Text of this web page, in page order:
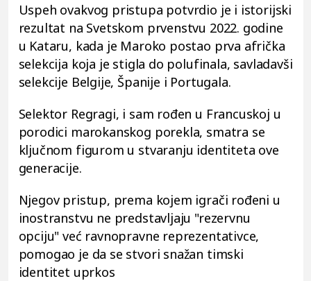
Uspeh ovakvog pristupa potvrdio je i istorijski
rezultat na Svetskom prvenstvu 2022. godine
u Kataru, kada je Maroko postao prva afrička
selekcija koja je stigla do polufinala, savladavši
selekcije Belgije, Španije i Portugala.
Selektor Regragi, i sam rođen u Francuskoj u
porodici marokanskog porekla, smatra se
ključnom figurom u stvaranju identiteta ove
generacije.
Njegov pristup, prema kojem igrači rođeni u
inostranstvu ne predstavljaju "rezervnu
opciju" već ravnopravne reprezentativce,
pomogao je da se stvori snažan timski
identitet uprkos